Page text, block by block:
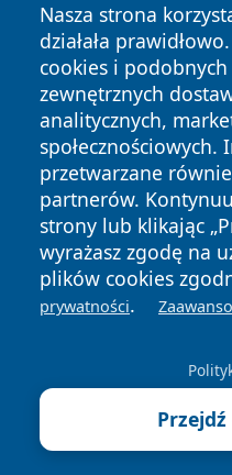
Nasza strona
działała
cookies i
zewnętrznych
analitycznych,
przetwarzane
partnerów.
strony lub klikając
wyrażasz zgodę na
plików cookies
prywatności.
Copyright © 2026
zastrzeżone.
News Autorzy